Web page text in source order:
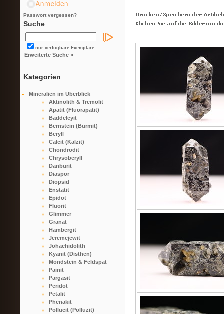
Passwort vergessen?
Suche
nur verfügbare Exemplare
Erweiterte Suche »
Kategorien
Mineralien im Überblick
Aktinolith & Tremolit
Apatit (Fluorapatit)
Baddeleyit
Bernstein (Burmit)
Beryll
Calcit (Kalzit)
Chondrodit
Chrysoberyll
Danburit
Diaspor
Diopsid
Enstatit
Epidot
Fluorit
Glimmer
Granat
Hambergit
Jeremejewit
Johachidolith
Kyanit (Disthen)
Mondstein & Feldspat
Painit
Pargasit
Peridot
Petalit
Phenakit
Pollucit (Polluzit)